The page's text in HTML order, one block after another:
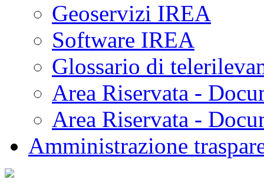
Geoservizi IREA
Software IREA
Glossario di
Area Riservata -
Area Riservata -
Amministrazione